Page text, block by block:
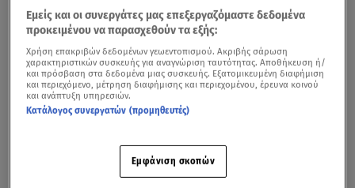
Κάθε φορά που συνομιλώ μαζί της σκέφτομαι πως είναι η
χαρά του δημοσιογράφου καθώς σκάβει βαθιά μέσα της
αλλά και στις ψυχές των ηρώων της. Σκάβει όμως και στη
γλώσσα , την ποίηση, τη μουσική. Οι λέξεις ξεχειλίζουν σαν
ποτάμι με μια σοφία που ξαφνιάζει. Αυτό είναι που την
κάνει ξεχωριστή...
Εμείς και οι συνεργάτες μας επεξεργαζόμαστε δεδομένα
προκειμένου να παρασχεθούν τα εξής:
Χρήση επακριβών δεδομένων γεωεντοπισμού. Ακριβής σάρωση
χαρακτηριστικών συσκευής για αναγνώριση ταυτότητας. Αποθήκευση ή/
και πρόσβαση στα δεδομένα μιας συσκευής. Εξατομικευμένη διαφήμιση
και περιεχόμενο, μέτρηση διαφήμισης και περιεχομένου, έρευνα κοινού
και ανάπτυξη υπηρεσιών.
Κατάλογος συνεργατών (προμηθευτές)
Εμφάνιση σκοπών